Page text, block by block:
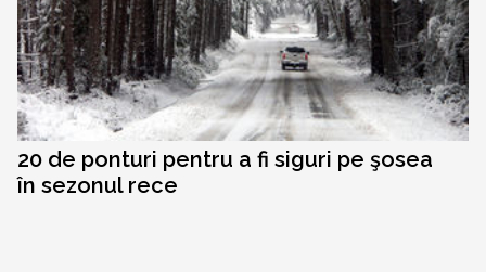
20 de ponturi pentru a fi siguri pe şosea
în sezonul rece